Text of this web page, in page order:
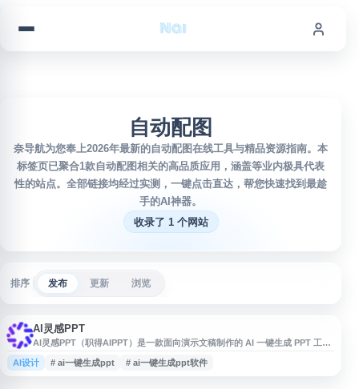
自动配图
奈导航为您奉上2026年最新的自动配图在线工具与精品资源指南。本
标签页已聚合1款自动配图相关的高品质应用，涵盖等业内极具代表
性的站点。全部链接均经过实测，一键点击直达，帮您快速找到最趁
手的AI神器。
收录了 1 个网站
排序 发布 更新 浏览
AI灵感PPT
AI灵感PPT（职得AIPPT）是一款面向演示文稿制作的 AI 一键生成 PPT 工
具，支持通过一句话、主题或文档内容自动生成 PPT，并提供自动化排版、智
能配图等功能。网站适用于工作汇报、教学课件、方案展示等场景，可帮助用
AI设计 # ai一键生成ppt # ai一键生成ppt软件